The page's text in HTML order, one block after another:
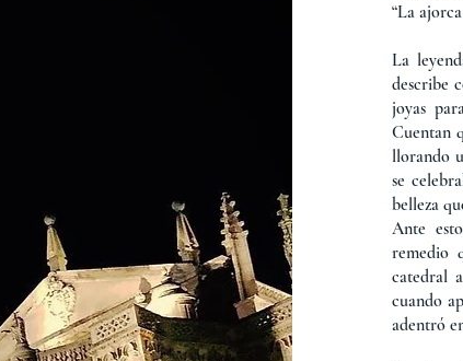
“La
La
describe
joyas
Cuentan
llorando
se
belleza
Ante
remedio
catedral
cuando
adentró